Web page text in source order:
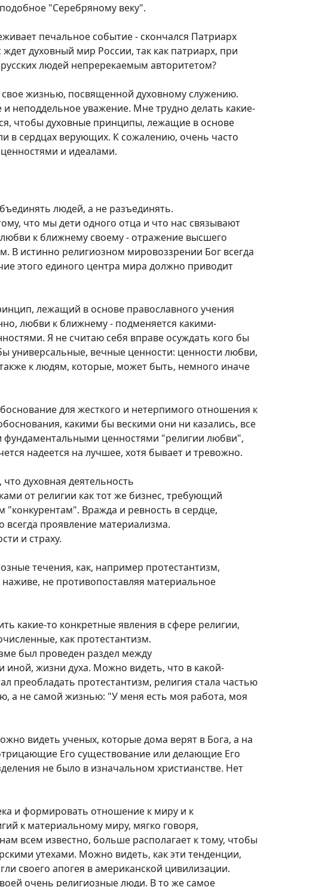
"Серебряному веку".
печальное событие - скончался Патриарх
духовный мир России, так как патриарх, при
людей непререкаемым авторитетом?
свое жизнью, посвященной духовному служению.
неподдельное уважение. Мне трудно делать какие-
чтобы духовные принципы, лежащие в основе
в сердцах верующих. К сожалению, очень часто
и идеалами.
людей, а не разъединять.
что мы дети одного отца и что нас связывают
к ближнему своему - отражение высшего
В истинно религиозном мировоззрении Бог всегда
этого единого центра мира должно приводит
лежащий в основе православного учения
любви к ближнему - подменяется какими-
Я не считаю себя вправе осуждать кого бы
универсальные, вечные ценности: ценности любви,
к людям, которые, может быть, немного иначе
для жесткого и нетерпимого отношения к
какими бы вескими они ни казались, все
ценностями "религии любви",
надеется на лучшее, хотя бывает и тревожно.
духовная деятельность
от религии как тот же бизнес, требующий
Вражда и ревность в сердце,
всегда проявление материализма.
и страху.
течения, как, например протестантизм,
не противопоставляя материальное
какие-то конкретные явления в сфере религии,
как протестантизм.
был проведен раздел между
жизни духа. Можно видеть, что в какой-
преобладать протестантизм, религия стала частью
а не самой жизнью: "У меня есть моя работа, моя
видеть ученых, которые дома верят в Бога, а на
Его существование или делающие Его
не было в изначальном христианстве. Нет
и формировать отношение к миру и к
к материальному миру, мягко говоря,
всем известно, больше располагает к тому, чтобы
утехами. Можно видеть, как эти тенденции,
своего апогея в американской цивилизации.
очень религиозные люди. В то же самое